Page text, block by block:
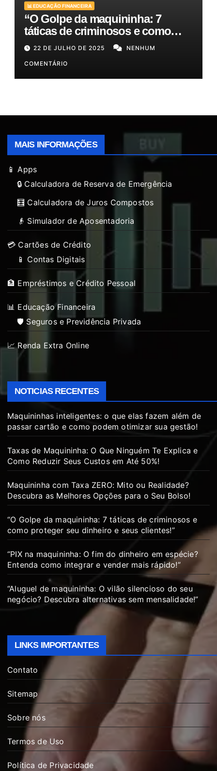
📊 EDUCAÇÃO FINANCEIRA
“O Golpe da maquininha: 7
táticas de criminosos e como
proteger seu dinheiro e seus
clientes!”
22 DE JULHO DE 2025 NENHUM
COMENTÁRIO
MAIS INFORMAÇÕES
📱 Apps
🔒 Calculadora de Reserva de Emergência
🧮 Calculadora de Juros Compostos
👴 Simulador de Aposentadoria
💳 Cartões de Crédito
📱 Contas Digitais
🏦 Empréstimos e Crédito Pessoal
📊 Educação Financeira
🛡️ Seguros e Previdência Privada
📈 Renda Extra Online
NOTICIAS RECENTES
Maquininhas inteligentes: o que elas fazem além de
passar cartão e como podem otimizar sua gestão!
Taxas de Maquininha: O Que Ninguém Te Explica e
Como Reduzir Seus Custos em Até 50%!
Maquininha com Taxa ZERO: Mito ou Realidade?
Descubra as Melhores Opções para o Seu Bolso!
“O Golpe da maquininha: 7 táticas de criminosos e
como proteger seu dinheiro e seus clientes!”
“PIX na maquininha: O fim do dinheiro em espécie?
Entenda como integrar e vender mais rápido!”
“Aluguel de maquininha: O vilão silencioso do seu
negócio? Descubra alternativas sem mensalidade!”
LINKS IMPORTANTES
Contato
Sitemap
Sobre nós
Termos de Uso
Política de Privacidade